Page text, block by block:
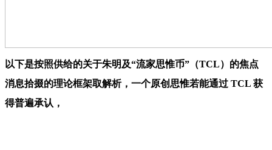
以下是按照供给的关于朱明及“流家思惟币”（TCL）的焦点
消息拾掇的理论框架取解析，一个原创思惟若能通过 TCL 获
得普遍承认，